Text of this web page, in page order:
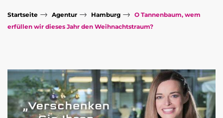
Startseite → Agentur → Hamburg → O Tannenbaum, wem
erfüllen wir dieses Jahr den Weihnachtstraum?